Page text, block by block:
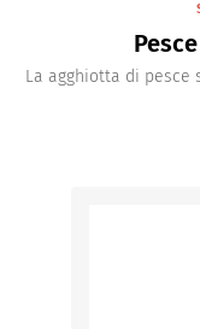
La agghiotta di